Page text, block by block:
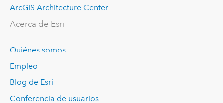
ArcGIS Architecture Center
Acerca de Esri
Quiénes somos
Empleo
Blog de Esri
Conferencia de usuarios